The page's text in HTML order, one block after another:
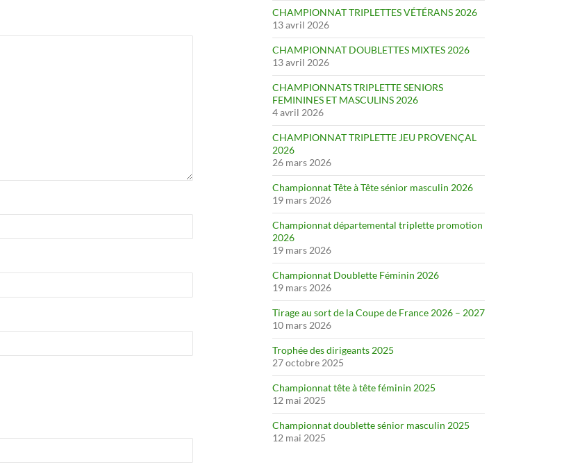
CHAMPIONNAT TRIPLETTES VÉTÉRANS 2026
13 avril 2026
CHAMPIONNAT DOUBLETTES MIXTES 2026
13 avril 2026
CHAMPIONNATS TRIPLETTE SENIORS
FEMININES ET MASCULINS 2026
4 avril 2026
CHAMPIONNAT TRIPLETTE JEU PROVENÇAL
2026
26 mars 2026
Championnat Tête à Tête sénior masculin 2026
19 mars 2026
Championnat départemental triplette promotion
2026
19 mars 2026
Championnat Doublette Féminin 2026
19 mars 2026
Tirage au sort de la Coupe de France 2026 – 2027
10 mars 2026
Trophée des dirigeants 2025
27 octobre 2025
Championnat tête à tête féminin 2025
12 mai 2025
Championnat doublette sénior masculin 2025
12 mai 2025